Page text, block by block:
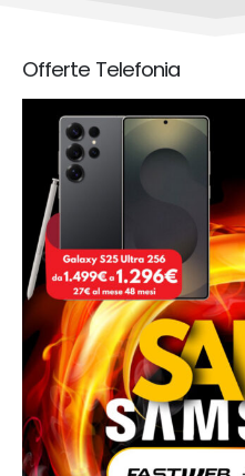
Offerte Telefonia